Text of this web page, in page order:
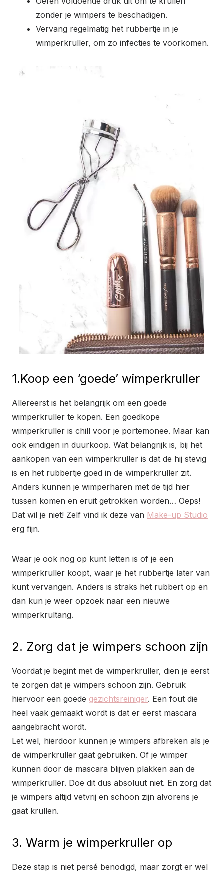
zonder je wimpers te beschadigen.
Vervang regelmatig het rubbertje in je
wimperkruller, om zo infecties te voorkomen.
1.Koop een ‘goede’ wimperkruller
Allereerst is het belangrijk om een goede
wimperkruller te kopen. Een goedkope
wimperkruller is chill voor je portemonee. Maar kan
ook eindigen in duurkoop. Wat belangrijk is, bij het
aankopen van een wimperkruller is dat de hij stevig
is en het rubbertje goed in de wimperkruller zit.
Anders kunnen je wimperharen met de tijd hier
tussen komen en eruit getrokken worden… Oeps!
Dat wil je niet! Zelf vind ik deze van Make-up Studio
erg fijn.
Waar je ook nog op kunt letten is of je een
wimperkruller koopt, waar je het rubbertje later van
kunt vervangen. Anders is straks het rubbert op en
dan kun je weer opzoek naar een nieuwe
wimperkrultang.
2. Zorg dat je wimpers schoon zijn
Voordat je begint met de wimperkruller, dien je eerst
te zorgen dat je wimpers schoon zijn. Gebruik
hiervoor een goede gezichtsreiniger. Een fout die
heel vaak gemaakt wordt is dat er eerst mascara
aangebracht wordt.
Let wel, hierdoor kunnen je wimpers afbreken als je
de wimperkruller gaat gebruiken. Of je wimper
kunnen door de mascara blijven plakken aan de
wimperkruller. Doe dit dus absoluut niet. En zorg dat
je wimpers altijd vetvrij en schoon zijn alvorens je
gaat krullen.
3. Warm je wimperkruller op
Deze stap is niet persé benodigd, maar zorgt er wel